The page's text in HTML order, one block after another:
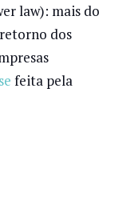
law): mais do
dos
feita pela